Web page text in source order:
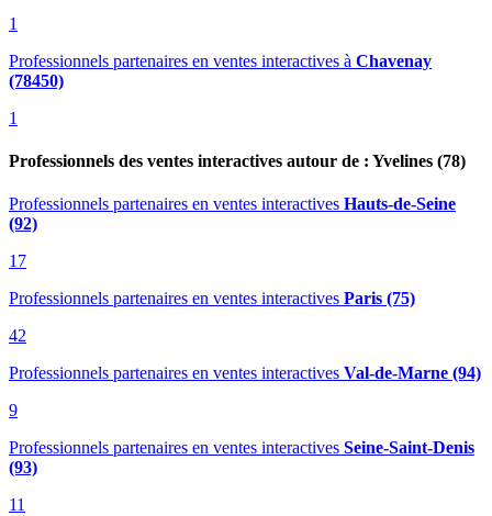
1
Professionnels partenaires en ventes interactives à Chavenay
(78450)
1
Professionnels des ventes interactives autour de : Yvelines (78)
Professionnels partenaires en ventes interactives Hauts-de-Seine
(92)
17
Professionnels partenaires en ventes interactives Paris (75)
42
Professionnels partenaires en ventes interactives Val-de-Marne (94)
9
Professionnels partenaires en ventes interactives Seine-Saint-Denis
(93)
11